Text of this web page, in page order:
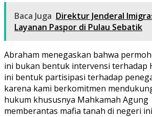
Baca Juga Direktur Jenderal
Layanan Paspor di Pulau Sebatik
Abraham menegaskan bahwa
ini bukan bentuk intervensi terhadap
ini bentuk partisipasi terhadap
karena kami berkomitmen
hukum khususnya Mahkamah Agung
memberantas mafia tanah di negeri